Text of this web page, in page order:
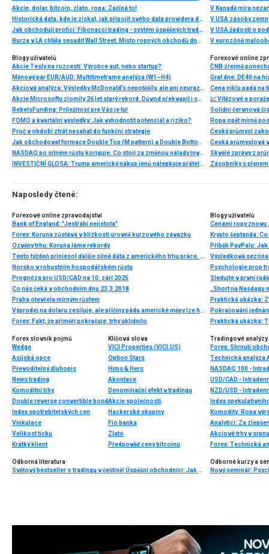
Akcie, dolar, bitcoin, zlato, ropa: Začíná to!
Historická data, kde je získat, jak připojit svého data providera do MultiCharts a proč je budeme potřebovat? (4. díl)
Jak obchodují profíci: Fibonacci trading - systém úspěšných traderů
Burza v LA chtěla sesadit Wall Street. Místo ropných obchodů dnes místem duní basy
V Kanadě míra
V USA zásoby
V USA žádosti o
V eurozóně
Blogy uživatelů
Akcie Tesly na rozcestí: Výrobce aut, nebo startup?
Měnový pár EUR/AUD: Multitimeframe analýza (W1–H4)
Akciová analýza: Výsledky McDonald’s nepotěšily, ale ani neurazily. Jakou vizi společnost prezentovala?
Akcie Microsoftu zlomily 26 let starý rekord. Důvod překvapil i samotné investory
RebelsFunding: Príležitosť pre Vás je tu!
FOMO a kvartální výsledky: Jak vyhodnotit potenciál a riziko?
Proč v období ztrát nesahat do funkční strategie
Jak obchodovat formace Double Top (M pattern) a Double Bottom (W pattern)
NASDAQ po silném růstu koriguje. Co stojí za změnou nálady investorů?
INVESTIČNÍ GLOSA: Trump americký nákup jenů nálepkuje přátelstvím. Pravda je jinde
Forexové online
Cena niklu padá na
📈 Vítězové a
Solidní červnová
Ropa opět mírně
Český průmysl
Skvělé zprávy z
Naposledy čtené:
Forexové online zpravodajství
Bank of England: "Jestřábí nejistota"
Forex: Koruna zůstává v blízkosti úrovně kurzového závazku
Ozvěny trhu: Koruna láme rekordy
Tento týždeň priniesol ďalšie silné dáta z amerického trhu práce. Rast miezd by mal ešte viac zrýchliť.
Norsko v robustním hospodářském růstu
Prognóza pro USD/CAD na 10. září 2025
Co nás čeká v obchodním dnu 23.3.2018
Praha otevřela mírným růstem
Výprodej na dolaru zesiluje, ale příčiny pádu americké měny lze hledat jen obtížně
Forex: Fakt, že příměří pokračuje, trhy uklidnilo
Blogy uživatelů
Cenami ropy znovu
Příběh PayPalu:
Sledujte v první
Praktická ukázka:
Praktická ukázka:
Forex slovník pojmů
Wedge
Asijská opce
Převoditelný dluhopis
News trading
Komoditní trhy
Double reverse convertible bond
Index spotřebitelských cen
Vinkulace
Velikost ticku
Krátký klient
Klíčová slova
VICI Properties (VICI.US)
Option Stars
Hims & Hers
Akontace
Denominační efekt v tradingu
Akcie společnosti
Hackerské skupiny
Fio banka
Zlato
Předpověď ceny bitcoinu
Tradingové analýzy
Forex: Shrnutí
Technická analýza
NASDAQ 100 -
USD/CAD -
NZD/USD -
Index
Akciové trhy v
Forex: Technická
Odborná literatura
Světový bestseller o tradingu v češtině! Úspěšní obchodníci: Jak běžní lidé porážejí Wall Street v jeho vlastní hře
Odborné kurzy a